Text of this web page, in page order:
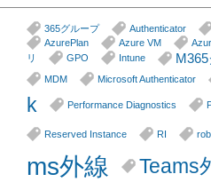
365グループ Authenticator
AzurePlan
Azure VM
リ
GPO Intune
MDM
Microsoft Authenticator
k
Performance Diagnostics
Reserved Instance RI
ms外線
Teams